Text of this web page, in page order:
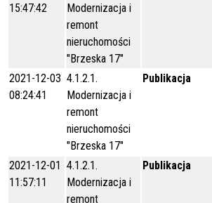
15:47:42
Modernizacja i
remont
nieruchomości
"Brzeska 17"
2021-12-03
08:24:41
4.1.2.1.
Modernizacja i
remont
nieruchomości
"Brzeska 17"
Publikacja
2021-12-01
11:57:11
4.1.2.1.
Modernizacja i
remont
Publikacja